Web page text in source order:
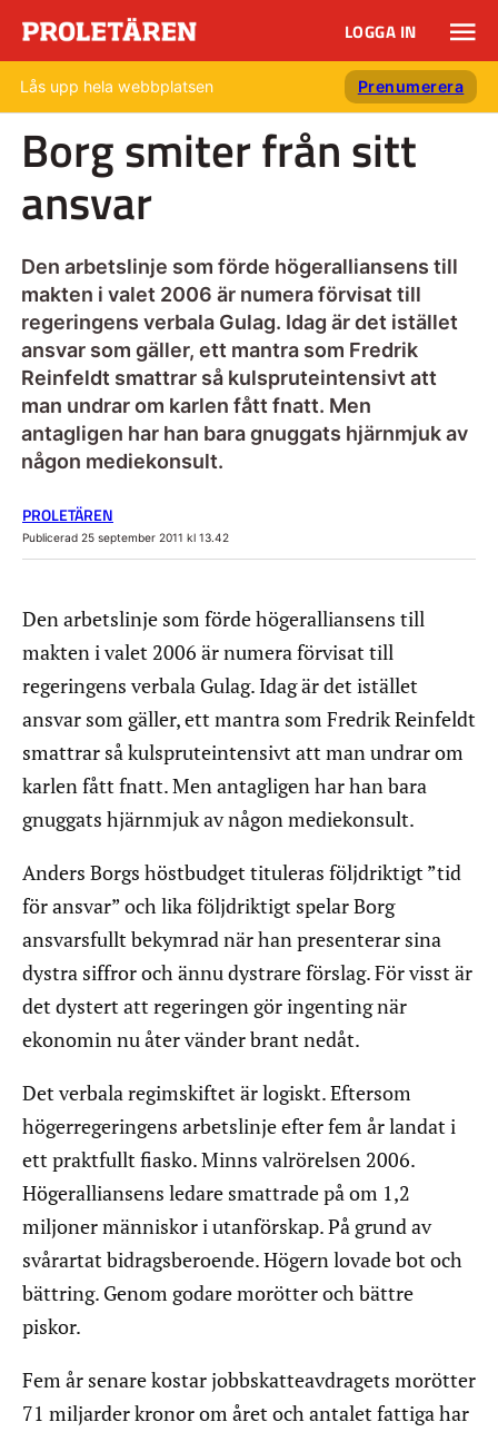
LOGGA IN
Lås upp hela webbplatsen Prenumerera
Borg smiter från sitt
ansvar
Den arbetslinje som förde högeralliansens till
makten i valet 2006 är numera förvisat till
regeringens verbala Gulag. Idag är det istället
ansvar som gäller, ett mantra som Fredrik
Reinfeldt smattrar så kulspruteintensivt att
man undrar om karlen fått fnatt. Men
antagligen har han bara gnuggats hjärnmjuk av
någon mediekonsult.
PROLETÄREN
Publicerad 25 september 2011 kl 13.42
Den arbetslinje som förde högeralliansens till
makten i valet 2006 är numera förvisat till
regeringens verbala Gulag. Idag är det istället
ansvar som gäller, ett mantra som Fredrik Reinfeldt
smattrar så kulspruteintensivt att man undrar om
karlen fått fnatt. Men antagligen har han bara
gnuggats hjärnmjuk av någon mediekonsult.
Anders Borgs höstbudget tituleras följdriktigt ”tid
för ansvar” och lika följdriktigt spelar Borg
ansvarsfullt bekymrad när han presenterar sina
dystra siffror och ännu dystrare förslag. För visst är
det dystert att regeringen gör ingenting när
ekonomin nu åter vänder brant nedåt.
Det verbala regimskiftet är logiskt. Eftersom
högerregeringens arbetslinje efter fem år landat i
ett praktfullt fiasko. Minns valrörelsen 2006.
Högeralliansens ledare smattrade på om 1,2
miljoner människor i utanförskap. På grund av
svårartat bidragsberoende. Högern lovade bot och
bättring. Genom godare morötter och bättre
piskor.
Fem år senare kostar jobbskatteavdragets morötter
71 miljarder kronor om året och antalet fattiga har